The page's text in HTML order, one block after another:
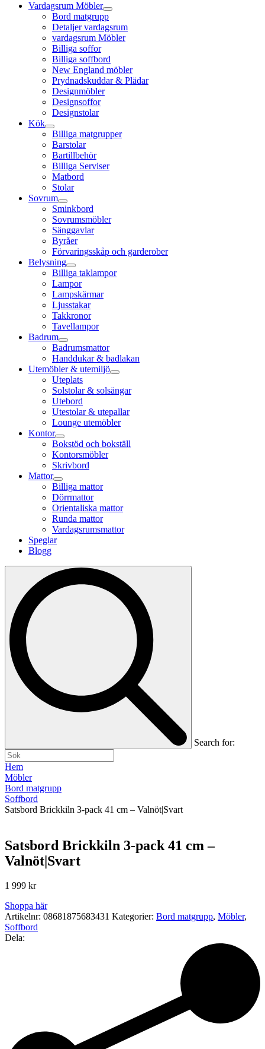
Vardagsrum Möbler
Bord matgrupp
Detaljer vardagsrum
vardagsrum Möbler
Billiga soffor
Billiga soffbord
New England möbler
Prydnadskuddar & Plädar
Designmöbler
Designsoffor
Designstolar
Kök
Billiga matgrupper
Barstolar
Bartillbehör
Billiga Serviser
Matbord
Stolar
Sovrum
Sminkbord
Sovrumsmöbler
Sänggavlar
Byråer
Förvaringsskåp och garderober
Belysning
Billiga taklampor
Lampor
Lampskärmar
Ljusstakar
Takkronor
Tavellampor
Badrum
Badrumsmattor
Handdukar & badlakan
Utemöbler & utemiljö
Uteplats
Solstolar & solsängar
Utebord
Utestolar & utepallar
Lounge utemöbler
Kontor
Bokstöd och bokställ
Kontorsmöbler
Skrivbord
Mattor
Billiga mattor
Dörrmattor
Orientaliska mattor
Runda mattor
Vardagsrumsmattor
Speglar
Blogg
Search for:
Hem
Möbler
Bord matgrupp
Soffbord
Satsbord Brickkiln 3-pack 41 cm – Valnöt|Svart
Satsbord Brickkiln 3-pack 41 cm –
Valnöt|Svart
1 999 kr
Shoppa här
Artikelnr: 08681875683431 Kategorier: Bord matgrupp, Möbler,
Soffbord
Dela: